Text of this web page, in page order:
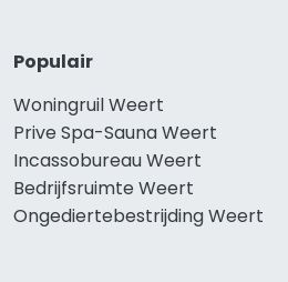
Populair
Woningruil Weert
Prive Spa-Sauna Weert
Incassobureau Weert
Bedrijfsruimte Weert
Ongediertebestrijding Weert